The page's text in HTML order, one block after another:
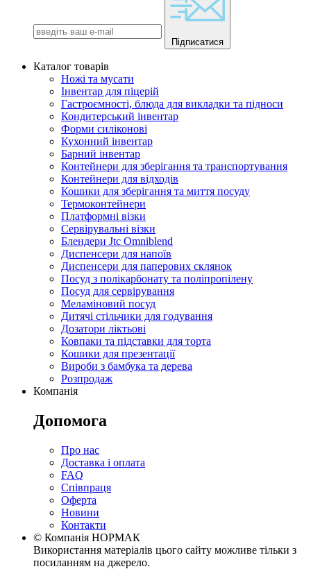
Підписатися
Каталог товарів
Ножі та мусати
Інвентар для піцерій
Гастроємності, блюда для викладки та підноси
Кондитерський інвентар
Форми силіконові
Кухонний інвентар
Барний інвентар
Контейнери для зберігання та транспортування
Контейнери для відходів
Кошики для зберігання та миття посуду
Термоконтейнери
Платформні візки
Сервірувальні візки
Блендери Jtc Omniblend
Диспенсери для напоїв
Диспенсери для паперових склянок
Посуд з полікарбонату та поліпропілену
Посуд для сервірування
Меламіновий посуд
Дитячі стільчики для годування
Дозатори ліктьові
Ковпаки та підставки для торта
Кошики для презентації
Вироби з бамбука та дерева
Розпродаж
Компанія
Допомога
Про нас
Доставка і оплата
FAQ
Співпраця
Оферта
Новини
Контакти
© Компанія НОРМАК
Використання матеріалів цього сайту можливе тільки з
посиланням на джерело.